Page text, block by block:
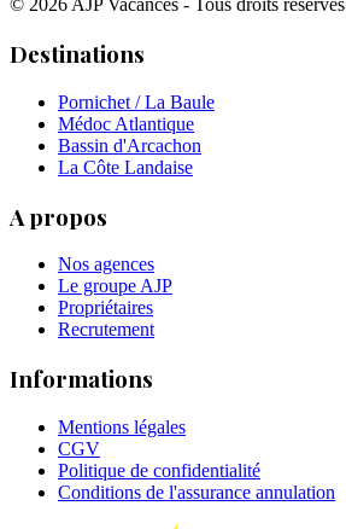
© 2026AJP Vacances - Tous droits réservés
Destinations
Pornichet / La Baule
Médoc Atlantique
Bassin d'Arcachon
La Côte Landaise
A propos
Nos agences
Le groupe AJP
Propriétaires
Recrutement
Informations
Mentions légales
CGV
Politique de confidentialité
Conditions de l'assurance annulation